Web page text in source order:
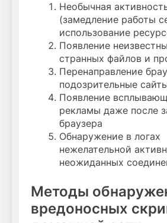
Необычная
(замедление работы
использование
Появление
странных файлов и
Перенаправление
подозрительные
Появление
рекламы даже после
браузера
Обнаружение в логах
нежелательной
неожиданных
Методы
вредоносных